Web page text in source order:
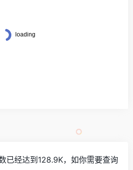
已经达到128.9K，如你需要查询